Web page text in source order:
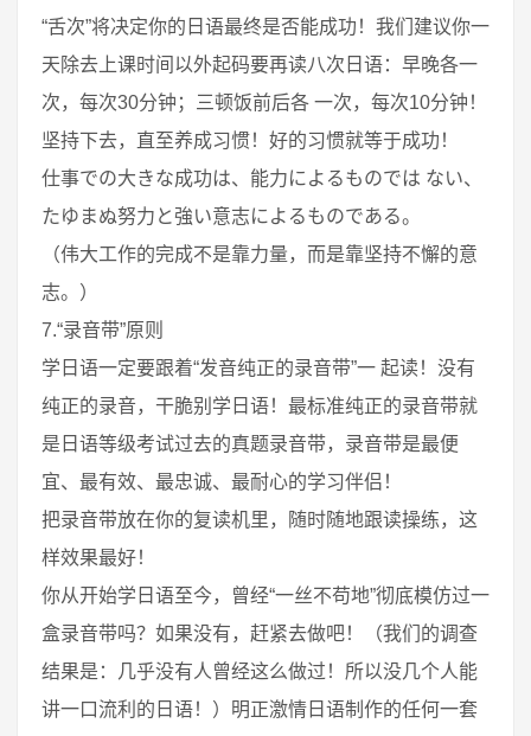
“舌次”将决定你的日语最终是否能成功！我们建议你一
天除去上课时间以外起码要再读八次日语：早晚各一
次，每次30分钟；三顿饭前后各 一次，每次10分钟！
坚持下去，直至养成习惯！好的习惯就等于成功！
仕事での大きな成功は、能力によるものでは ない、
たゆまぬ努力と強い意志によるものである。
（伟大工作的完成不是靠力量，而是靠坚持不懈的意
志。）
7.“录音带”原则
学日语一定要跟着“发音纯正的录音带”一 起读！没有
纯正的录音，干脆别学日语！最标准纯正的录音带就
是日语等级考试过去的真题录音带，录音带是最便
宜、最有效、最忠诚、最耐心的学习伴侣！
把录音带放在你的复读机里，随时随地跟读操练，这
样效果最好！
你从开始学日语至今，曾经“一丝不苟地”彻底模仿过一
盒录音带吗？如果没有，赶紧去做吧！（我们的调查
结果是：几乎没有人曾经这么做过！所以没几个人能
讲一口流利的日语！）明正激情日语制作的任何一套